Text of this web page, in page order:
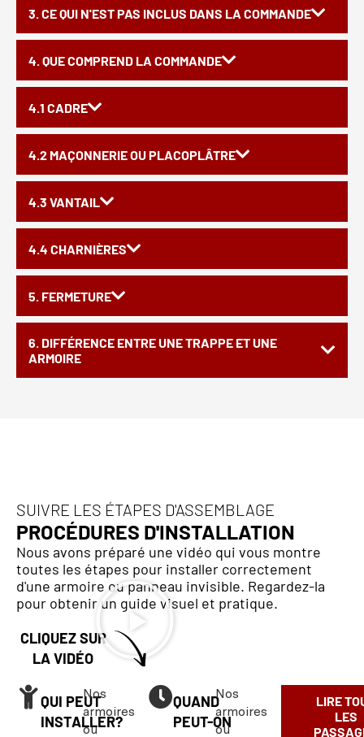
3. CE QUI N'EST PAS INCLUS DANS LA COMMANDE
4. QUE COMPREND LA COMMANDE
4.1 CADRE
4.2 MAÇONNERIE OU PLACOPLÂTRE
4.3 VANTAIL
4.4 CHARNIÈRES
5. FERMETURE
6. DIFFÉRENCE ENTRE UNE TRAPPE ET UNE
ARMOIRE
SUIVRE LES ÉTAPES D'ASSEMBLAGE
PROCÉDURES D'INSTALLATION
Nous avons préparé une vidéo qui vous montre
toutes les étapes pour installer correctement
d'une armoire ou panneau invisible. Regardez-la
pour obtenir un guide visuel et pratique.
CLIQUEZ SUR
LA VIDÉO
QUI PEUT
INSTALLER?
Nos
armoires
ou
QUAND
PEUT-ON
Nos
armoires
ou
LIRE
LES